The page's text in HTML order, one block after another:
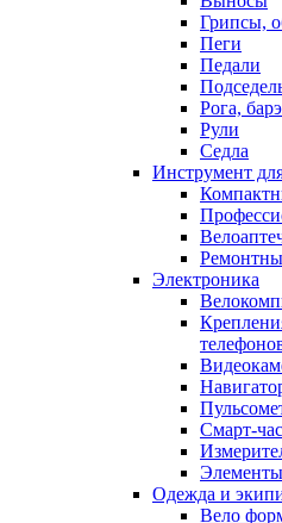
Грипсы,
Пеги
Педали
Рога,
Рули
Седла
Инструмент
Электроника
Смарт-
Одежда и
Вело